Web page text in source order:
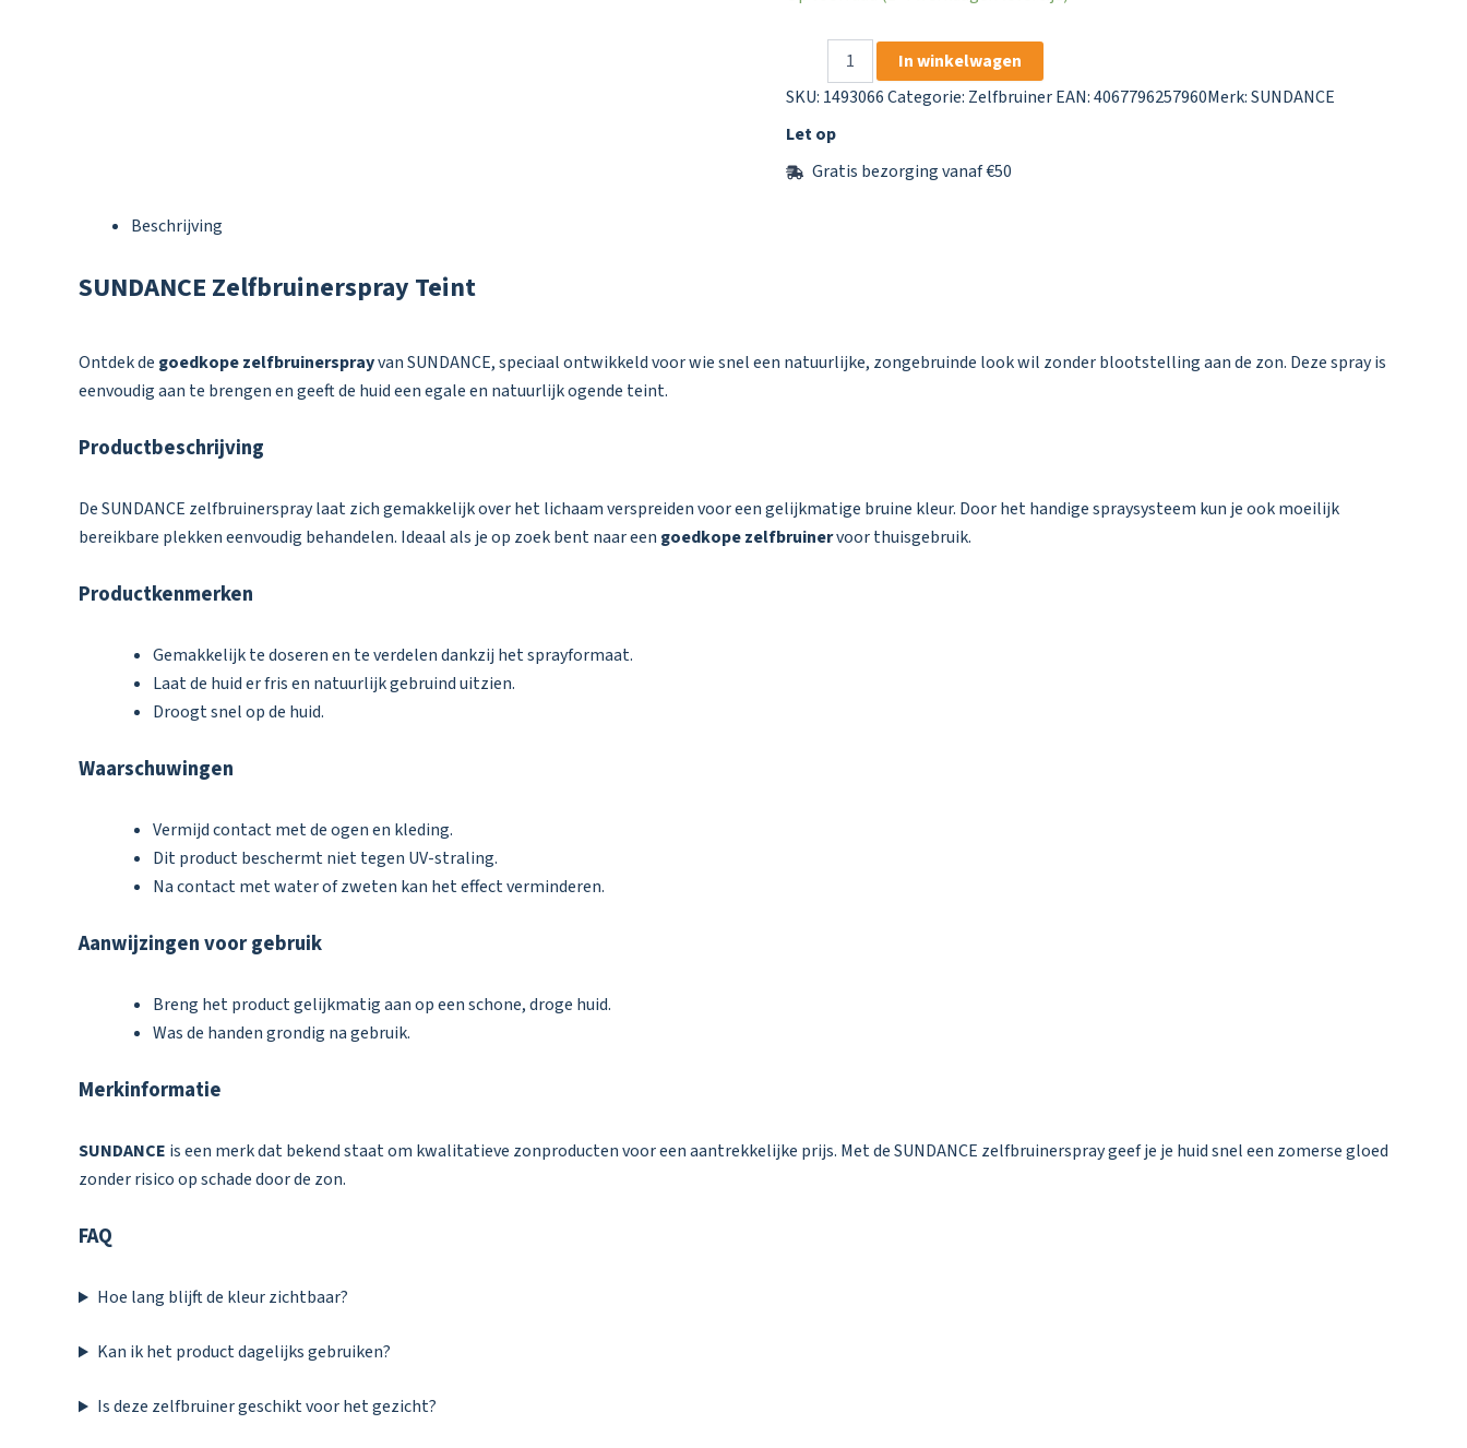
Zelfbruinerspray
Teint
In winkelwagen
SKU: 1493066Categorie: ZelfbruinerEAN: 4067796257960Merk:SUNDANCE
Let op
Gratis bezorging vanaf €50
Beschrijving
SUNDANCE Zelfbruinerspray Teint
Ontdek de goedkope zelfbruinersprayvan SUNDANCE, speciaal ontwikkeld voor wie snel een natuurlijke, zongebruinde look wil zonder blootstelling aan de zon. Deze spray is
eenvoudig aan te brengen en geeft de huid een egale en natuurlijk ogende teint.
Productbeschrijving
De SUNDANCE zelfbruinerspray laat zich gemakkelijk over het lichaam verspreiden voor een gelijkmatige bruine kleur. Door het handige spraysysteem kun je ook moeilijk
bereikbare plekken eenvoudig behandelen. Ideaal als je op zoek bent naar een goedkope zelfbruinervoor thuisgebruik.
Productkenmerken
Gemakkelijk te doseren en te verdelen dankzij het sprayformaat.
Laat de huid er fris en natuurlijk gebruind uitzien.
Droogt snel op de huid.
Waarschuwingen
Vermijd contact met de ogen en kleding.
Dit product beschermt niet tegen UV-straling.
Na contact met water of zweten kan het effect verminderen.
Aanwijzingen voor gebruik
Breng het product gelijkmatig aan op een schone, droge huid.
Was de handen grondig na gebruik.
Merkinformatie
SUNDANCE is een merk dat bekend staat om kwalitatieve zonproducten voor een aantrekkelijke prijs. Met de SUNDANCE zelfbruinerspray geef je je huid snel een zomerse gloed
zonder risico op schade door de zon.
FAQ
Hoe lang blijft de kleur zichtbaar?
Kan ik het product dagelijks gebruiken?
Is deze zelfbruiner geschikt voor het gezicht?